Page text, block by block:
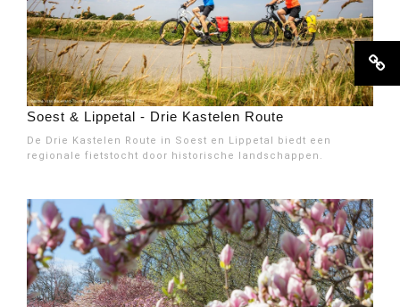
Soest & Lippetal - Drie Kastelen Route
De Drie Kastelen Route in Soest en Lippetal biedt een
regionale fietstocht door historische landschappen.